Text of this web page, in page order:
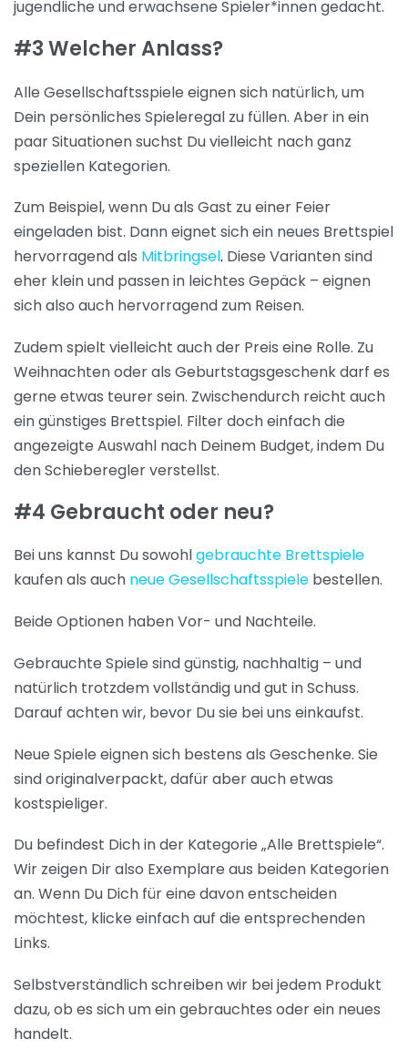
jugendliche und erwachsene Spieler*innen gedacht.
#3 Welcher Anlass?
Alle Gesellschaftsspiele eignen sich natürlich, um
Dein persönliches Spieleregal zu füllen. Aber in ein
paar Situationen suchst Du vielleicht nach ganz
speziellen Kategorien.
Zum Beispiel, wenn Du als Gast zu einer Feier
eingeladen bist. Dann eignet sich ein neues Brettspiel
hervorragend als Mitbringsel. Diese Varianten sind
eher klein und passen in leichtes Gepäck – eignen
sich also auch hervorragend zum Reisen.
Zudem spielt vielleicht auch der Preis eine Rolle. Zu
Weihnachten oder als Geburtstagsgeschenk darf es
gerne etwas teurer sein. Zwischendurch reicht auch
ein günstiges Brettspiel. Filter doch einfach die
angezeigte Auswahl nach Deinem Budget, indem Du
den Schieberegler verstellst.
#4 Gebraucht oder neu?
Bei uns kannst Du sowohlgebrauchte Brettspiele
kaufen als auch neue Gesellschaftsspiele bestellen.
Beide Optionen haben Vor- und Nachteile.
Gebrauchte Spiele sind günstig, nachhaltig – und
natürlich trotzdem vollständig und gut in Schuss.
Darauf achten wir, bevor Du sie bei uns einkaufst.
Neue Spiele eignen sich bestens als Geschenke. Sie
sind originalverpackt, dafür aber auch etwas
kostspieliger.
Du befindest Dich in der Kategorie „Alle Brettspiele“.
Wir zeigen Dir also Exemplare aus beiden Kategorien
an. Wenn Du Dich für eine davon entscheiden
möchtest, klicke einfach auf die entsprechenden
Links.
Selbstverständlich schreiben wir bei jedem Produkt
dazu, ob es sich um ein gebrauchtes oder ein neues
handelt.